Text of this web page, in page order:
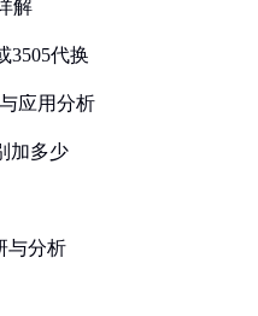
解
3505代换
应用分析
加多少
与分析